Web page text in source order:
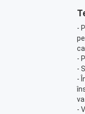
-
-
-
-
-